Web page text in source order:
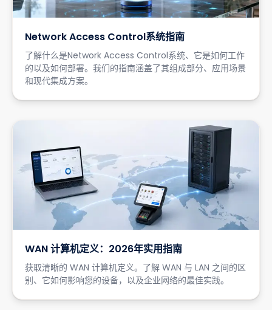
Network Access Control系统指南
了解什么是Network Access Control系统、它是如何工作
的以及如何部署。我们的指南涵盖了其组成部分、应用场景
和现代集成方案。
WAN 计算机定义：2026年实用指南
获取清晰的 WAN 计算机定义。了解 WAN 与 LAN 之间的区
别、它如何影响您的设备，以及企业网络的最佳实践。